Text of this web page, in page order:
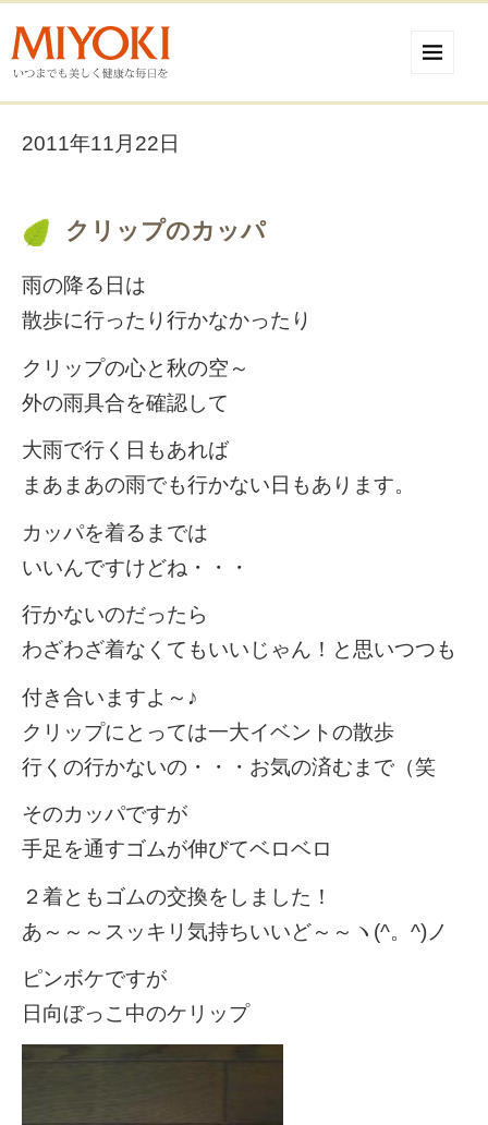
2011年11月22日
クリップのカッパ
雨の降る日は
散歩に行ったり行かなかったり
クリップの心と秋の空～
外の雨具合を確認して
大雨で行く日もあれば
まあまあの雨でも行かない日もあります。
カッパを着るまでは
いいんですけどね・・・
行かないのだったら
わざわざ着なくてもいいじゃん！と思いつつも
付き合いますよ～♪
クリップにとっては一大イベントの散歩
行くの行かないの・・・お気の済むまで（笑
そのカッパですが
手足を通すゴムが伸びてベロベロ
２着ともゴムの交換をしました！
あ～～～スッキリ気持ちいいど～～ヽ(^。^)ノ
ピンボケですが
日向ぼっこ中のケリップ